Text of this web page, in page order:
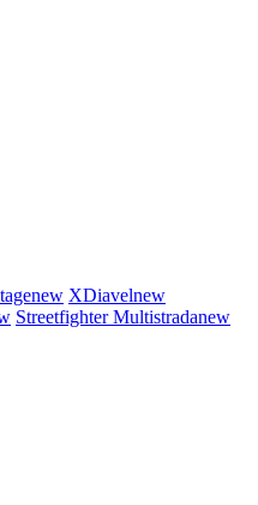
new XDiavelnew
StreetfighterMultistradanew